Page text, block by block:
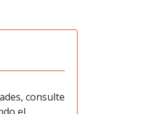
consulte